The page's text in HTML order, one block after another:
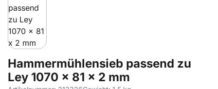
Hammermühlensieb passend zu
Ley 1070 x 81 x 2 mm